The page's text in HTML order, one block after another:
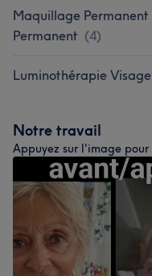
Maquillage Permanent
Permanent (4)
Luminothérapie
Notre travail
Appuyez sur l'image